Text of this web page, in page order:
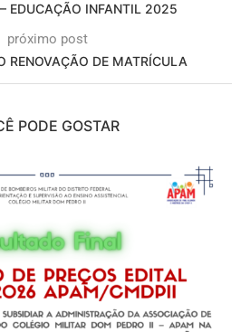
EDUCAÇÃO INFANTIL 2025
próximo post
RENOVAÇÃO DE MATRÍCULA
PODE GOSTAR